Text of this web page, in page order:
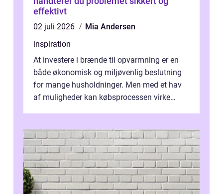
effektivt
02 juli 2026
Mia Andersen
inspiration
At investere i brænde til opvarmning er en
både økonomisk og miljøvenlig beslutning
for mange husholdninger. Men med et hav
af muligheder kan købsprocessen virke